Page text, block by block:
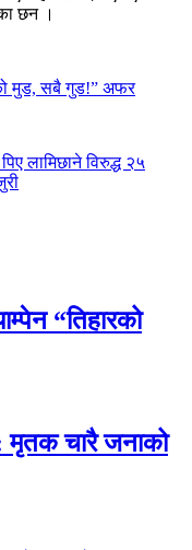
छन ।
मुड, सबै गुड!” अफर
लामिछाने विरुद्ध २५
“तिहारको
मृतक चारै जनाको